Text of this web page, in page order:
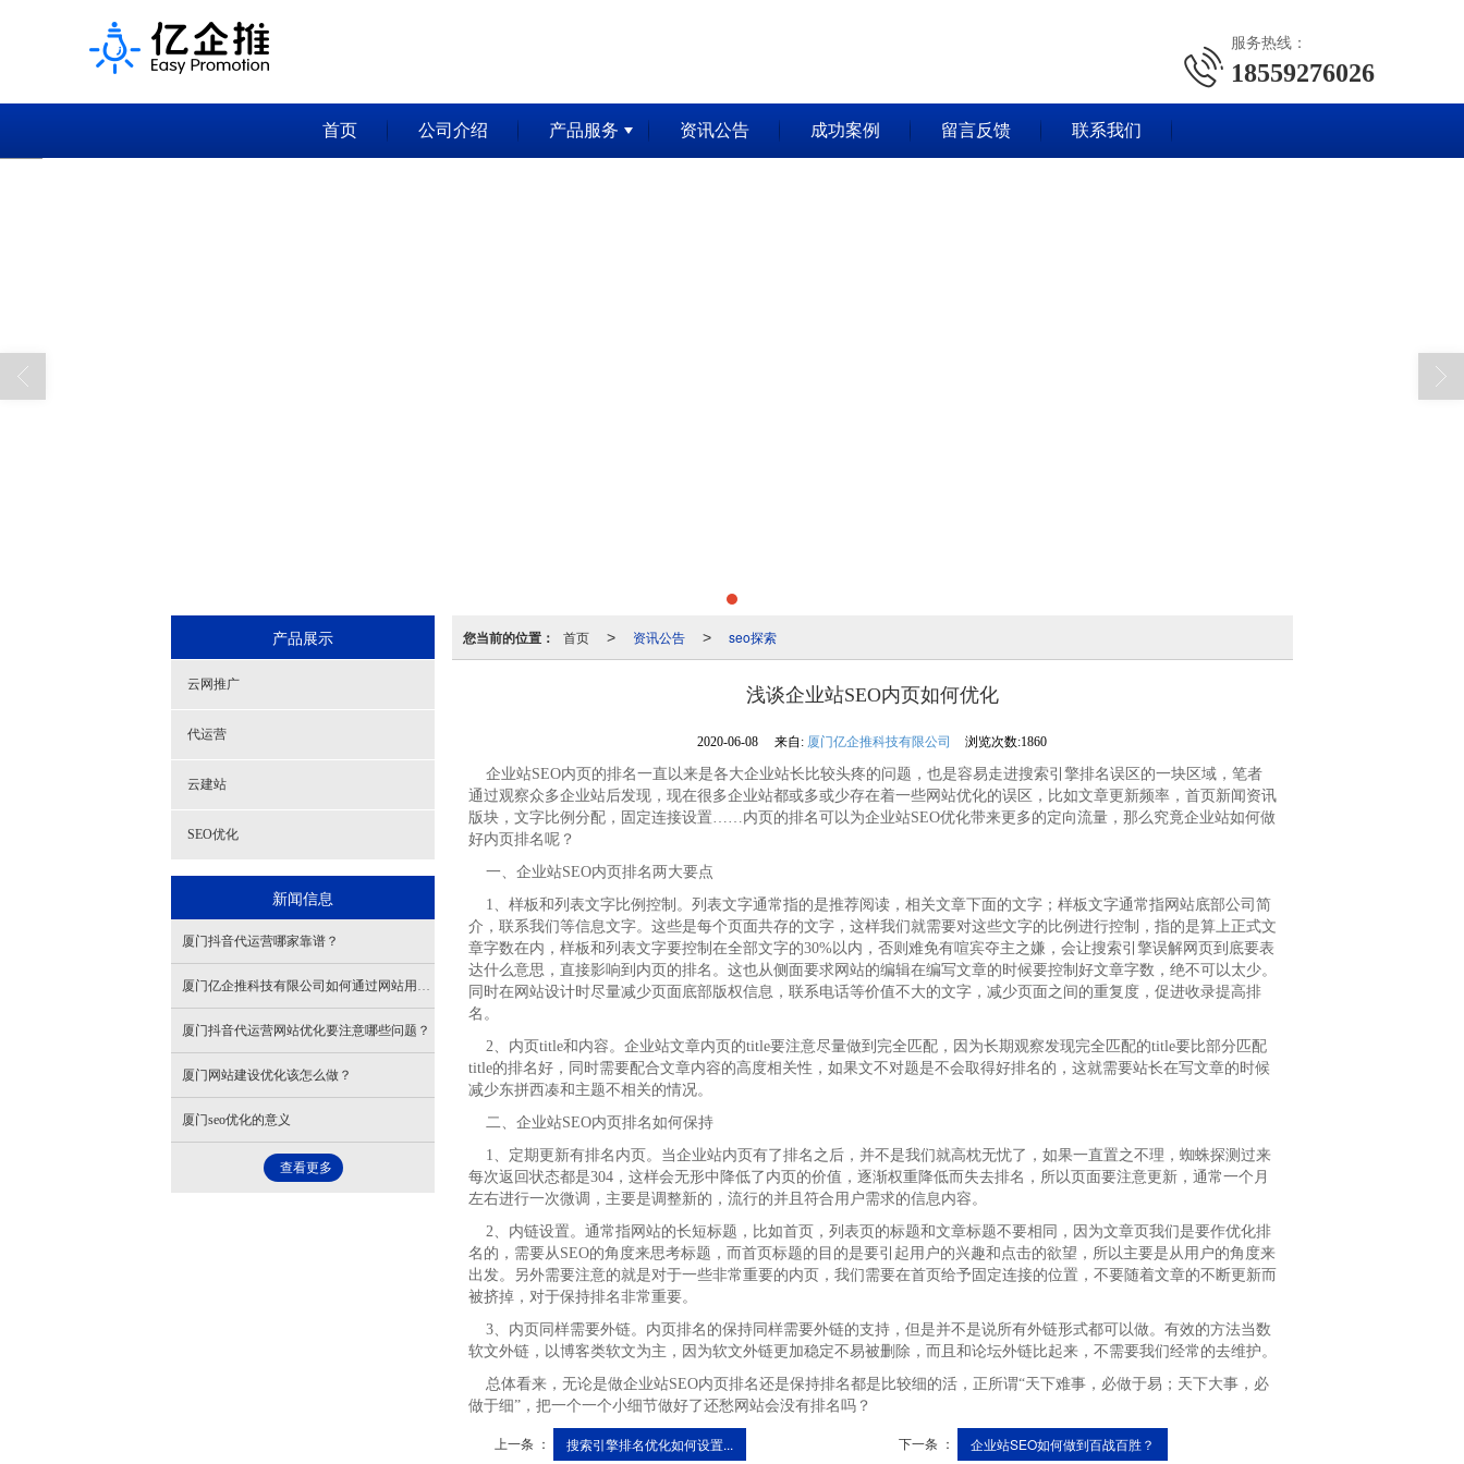
服务热线：
18559276026
首页 公司介绍 产品服务 资讯公告 成功案例 留言反馈 联系我们
您当前的位置： 首页 > 资讯公告 > seo探索
浅谈企业站SEO内页如何优化
2020-06-08 来自: 厦门亿企推科技有限公司 浏览次数:1860
企业站SEO内页的排名一直以来是各大企业站长比较头疼的问题，也是容易走进搜索引擎排名误区的一块区域，笔者
通过观察众多企业站后发现，现在很多企业站都或多或少存在着一些网站优化的误区，比如文章更新频率，首页新闻资讯
版块，文字比例分配，固定连接设置……内页的排名可以为企业站SEO优化带来更多的定向流量，那么究竟企业站如何做
好内页排名呢？
一、企业站SEO内页排名两大要点
1、样板和列表文字比例控制。列表文字通常指的是推荐阅读，相关文章下面的文字；样板文字通常指网站底部公司简
介，联系我们等信息文字。这些是每个页面共存的文字，这样我们就需要对这些文字的比例进行控制，指的是算上正式文
章字数在内，样板和列表文字要控制在全部文字的30%以内，否则难免有喧宾夺主之嫌，会让搜索引擎误解网页到底要表
达什么意思，直接影响到内页的排名。这也从侧面要求网站的编辑在编写文章的时候要控制好文章字数，绝不可以太少。
同时在网站设计时尽量减少页面底部版权信息，联系电话等价值不大的文字，减少页面之间的重复度，促进收录提高排
名。
2、内页title和内容。企业站文章内页的title要注意尽量做到完全匹配，因为长期观察发现完全匹配的title要比部分匹配
title的排名好，同时需要配合文章内容的高度相关性，如果文不对题是不会取得好排名的，这就需要站长在写文章的时候
减少东拼西凑和主题不相关的情况。
二、企业站SEO内页排名如何保持
1、定期更新有排名内页。当企业站内页有了排名之后，并不是我们就高枕无忧了，如果一直置之不理，蜘蛛探测过来
每次返回状态都是304，这样会无形中降低了内页的价值，逐渐权重降低而失去排名，所以页面要注意更新，通常一个月
左右进行一次微调，主要是调整新的，流行的并且符合用户需求的信息内容。
2、内链设置。通常指网站的长短标题，比如首页，列表页的标题和文章标题不要相同，因为文章页我们是要作优化排
名的，需要从SEO的角度来思考标题，而首页标题的目的是要引起用户的兴趣和点击的欲望，所以主要是从用户的角度来
出发。另外需要注意的就是对于一些非常重要的内页，我们需要在首页给予固定连接的位置，不要随着文章的不断更新而
被挤掉，对于保持排名非常重要。
3、内页同样需要外链。内页排名的保持同样需要外链的支持，但是并不是说所有外链形式都可以做。有效的方法当数
软文外链，以博客类软文为主，因为软文外链更加稳定不易被删除，而且和论坛外链比起来，不需要我们经常的去维护。
总体看来，无论是做企业站SEO内页排名还是保持排名都是比较细的活，正所谓“天下难事，必做于易；天下大事，必
做于细”，把一个一个小细节做好了还愁网站会没有排名吗？
上一条 ： 搜索引擎排名优化如何设置... 下一条 ： 企业站SEO如何做到百战百胜？
产品展示
云网推广
代运营
云建站
SEO优化
新闻信息
厦门抖音代运营哪家靠谱？
厦门亿企推科技有限公司如何通过网站用户体验提升优化效果？
厦门抖音代运营网站优化要注意哪些问题？
厦门网站建设优化该怎么做？
厦门seo优化的意义
查看更多